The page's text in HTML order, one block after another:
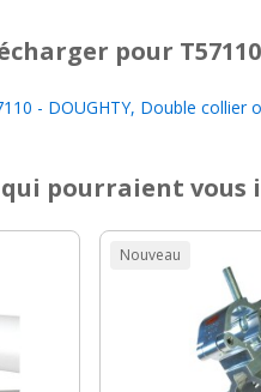
pour
- DOUGHTY, Double collier
pourraient vous
Nouveau